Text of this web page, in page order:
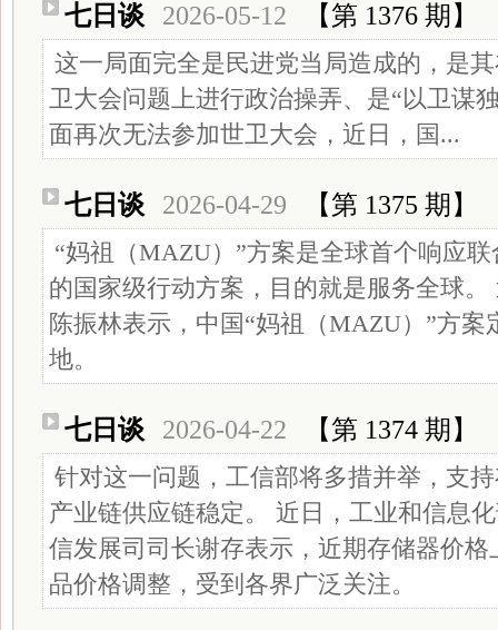
七日谈 2026-05-12 【第 1376 期】
这一局面完全是民进党当局造成的，是
卫大会问题上进行政治操弄、是“以卫谋
面再次无法参加世卫大会，近日，国...
七日谈 2026-04-29 【第 1375 期】
“妈祖（MAZU）”方案是全球首个响应
的国家级行动方案，目的就是服务全球
陈振林表示，中国“妈祖（MAZU）”方案
地。
七日谈 2026-04-22 【第 1374 期】
针对这一问题，工信部将多措并举，支
产业链供应链稳定。 近日，工业和信息
信发展司司长谢存表示，近期存储器价
品价格调整，受到各界广泛关注。